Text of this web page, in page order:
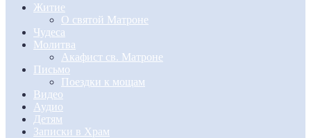
Житие
О святой Матроне
Чудеса
Молитва
Акафист св. Матроне
Письмо
Поездки к мощам
Видео
Аудио
Детям
Записки в Храм